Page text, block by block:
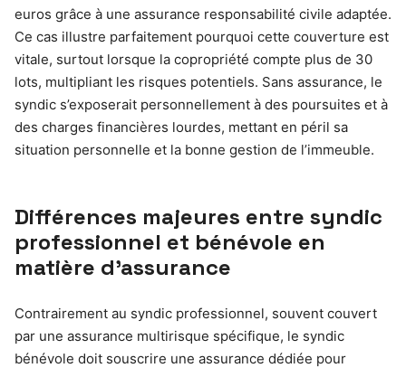
euros grâce à une assurance responsabilité civile adaptée.
Ce cas illustre parfaitement pourquoi cette couverture est
vitale, surtout lorsque la copropriété compte plus de 30
lots, multipliant les risques potentiels. Sans assurance, le
syndic s’exposerait personnellement à des poursuites et à
des charges financières lourdes, mettant en péril sa
situation personnelle et la bonne gestion de l’immeuble.
Différences majeures entre syndic
professionnel et bénévole en
matière d’assurance
Contrairement au syndic professionnel, souvent couvert
par une assurance multirisque spécifique, le syndic
bénévole doit souscrire une assurance dédiée pour